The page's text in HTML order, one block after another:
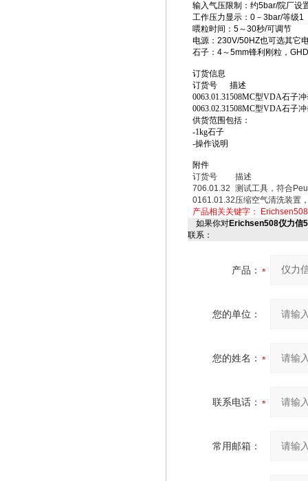
输入气压限制：约5bar/院厂设
工作压力显示：0－3bar/等级1
喂粒时间：5～30秒/可调节
电源：230V/50HZ也可选其它
石子：4～5mm锋利刚粒，
订货信息
订货号
描述
0063.01.31508MC型VDA石子
0063.02.31508MC型VDA石子
供货范围包括：
-1kg石子
-操作说明
附件
订货号
描述
706.01.32 测试工具，符合
0161.01.32压缩空气清洗装置
产品相关关键字：
Erichsen508
如果你对Erichsen508仪力信
联系：
产品：
您的单位：
您的姓名：
联系电话：
常用邮箱：